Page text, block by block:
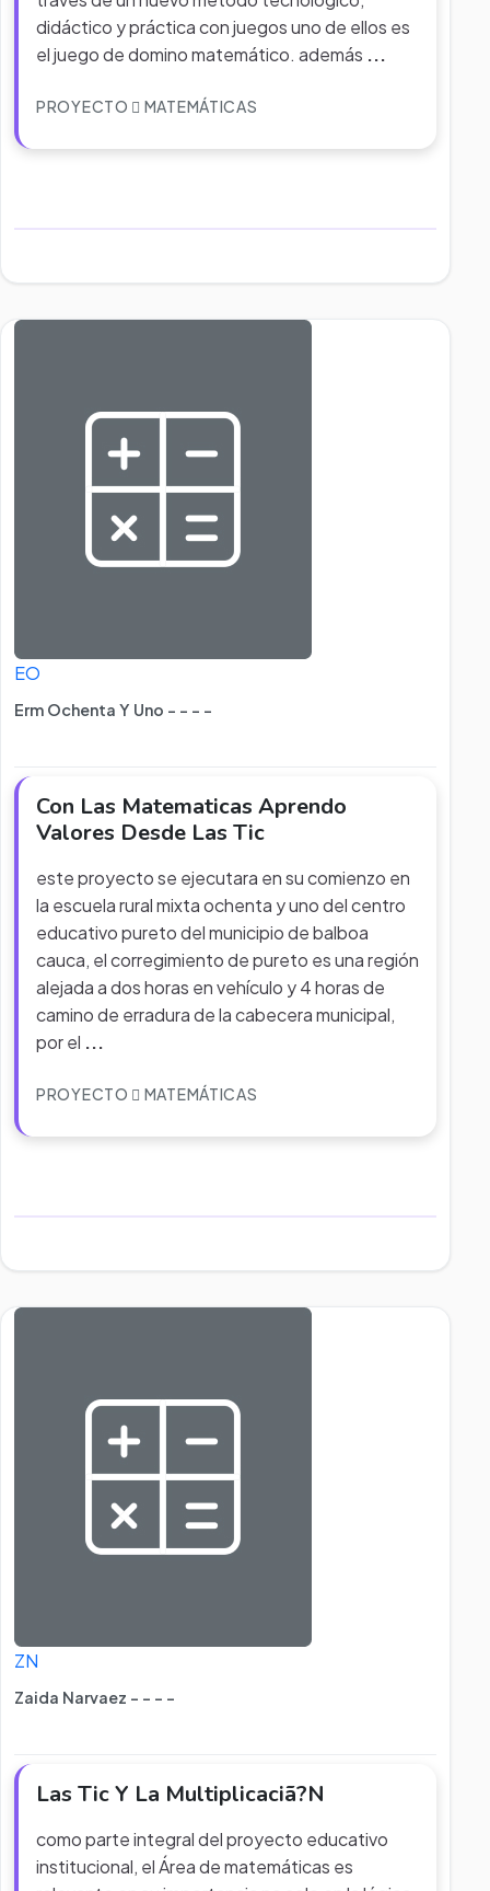
didáctico y práctica con juegos uno de ellos es
el juego de domino matemático. además ...
PROYECTO MATEMÁTICAS
EO
Erm Ochenta Y Uno - - - -
Con Las Matematicas Aprendo
Valores Desde Las Tic
este proyecto se ejecutara en su comienzo en
la escuela rural mixta ochenta y uno del centro
educativo pureto del municipio de balboa
cauca, el corregimiento de pureto es una región
alejada a dos horas en vehículo y 4 horas de
camino de erradura de la cabecera municipal,
por el ...
PROYECTO MATEMÁTICAS
ZN
Zaida Narvaez - - - -
Las Tic Y La Multiplicaciã?N
como parte integral del proyecto educativo
institucional, el Área de matemáticas es